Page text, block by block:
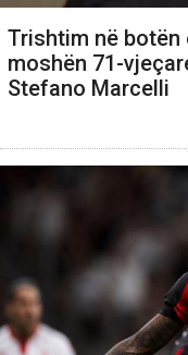
Trishtim në botën
moshën 71-
Stefano Marcelli